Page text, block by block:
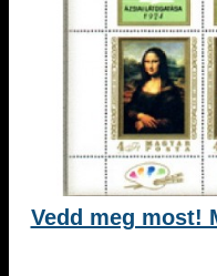
Vedd meg most!